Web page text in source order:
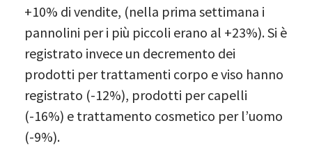
+10% di vendite, (nella prima settimana i
pannolini per i più piccoli erano al +23%). Si è
registrato invece un decremento dei
prodotti per trattamenti corpo e viso hanno
registrato (-12%), prodotti per capelli
(-16%) e trattamento cosmetico per l’uomo
(-9%).